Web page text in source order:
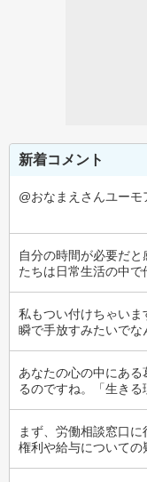
新着コメント
@おなまえさんユーモ
自分の時間が必要だ
たちは日常生活の中で
私もつい付けちゃい
瞬で手放すみたいでな
あなたの心の中にあ
るのですね。「生きる
まず、労働相談窓口
権利や給与についての